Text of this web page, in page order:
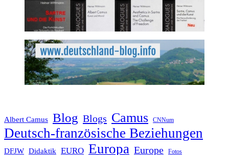
Albert Camus Blog Blogs Camus CNNum
Deutsch-französische Beziehungen
DFJW Didaktik EURO Europa Europe Fotos